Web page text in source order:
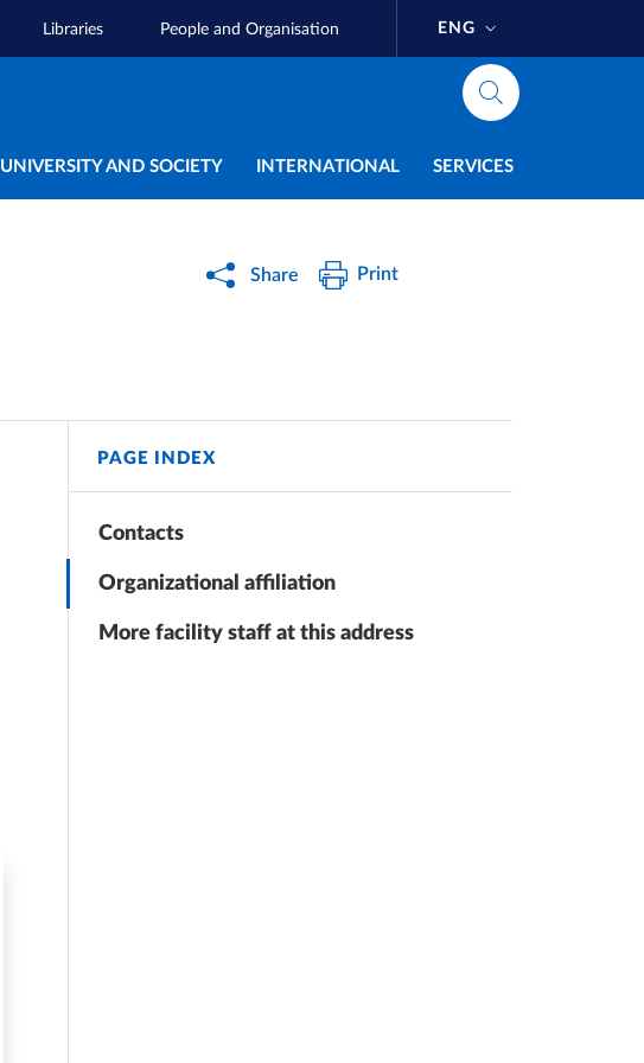
Libraries People and Organisation ENG
UNIVERSITY AND SOCIETY INTERNATIONAL SERVICES
Share Print
PAGE INDEX
Contacts
Organizational affiliation
More facility staff at this address